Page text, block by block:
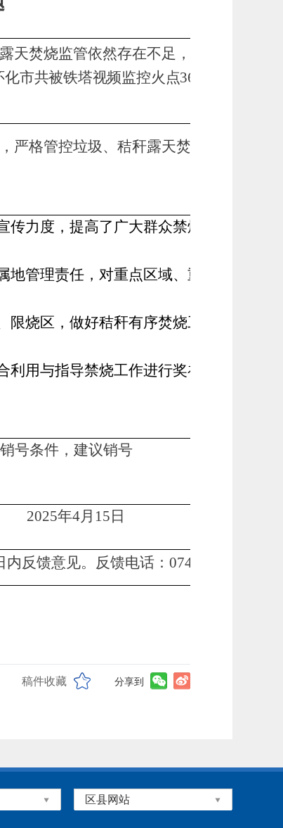
天焚烧监管依然存在不足，
市共被铁塔视频监控火点3614个，全省
严格管控垃圾、秸秆露天焚烧，提高环
力度，提高了广大群众禁烧法治意识
管理责任，对重点区域、重点时段常
烧区，做好秸秆有序焚烧工作。全面
用与指导禁烧工作进行奖补，奖补资
号条件，建议销号
2025年4月15日
反馈意见。 反馈电话： 0745-2535768
稿件收藏 分享到